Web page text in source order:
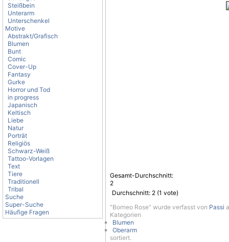
Steißbein
Unterarm
Unterschenkel
Motive
Abstrakt/Grafisch
Blumen
Bunt
Comic
Cover-Up
Fantasy
Gurke
Horror und Tod
in progress
Japanisch
Keltisch
Liebe
Natur
Porträt
Religiös
Schwarz-Weiß
Tattoo-Vorlagen
Text
Tiere
Traditionell
Tribal
Suche
Super-Suche
Häufige Fragen
Gesamt-Durchschnitt:
2
Durchschnitt: 2 (1 vote)
"Borneo Rose" wurde verfasst von Passi
Kategorien
Blumen
Oberarm
sortiert.